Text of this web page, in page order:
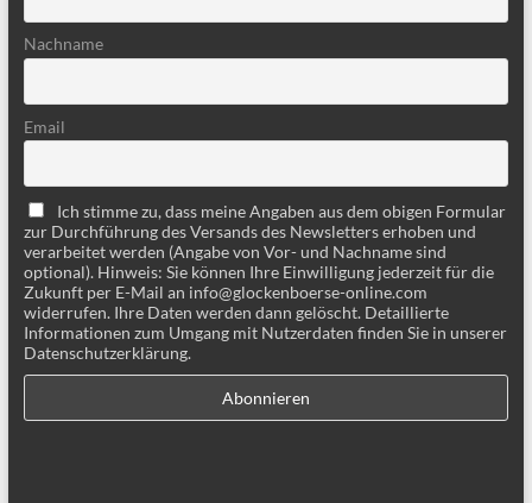
Nachname
Email
Ich stimme zu, dass meine Angaben aus dem obigen Formular
zur Durchführung des Versands des Newsletters erhoben und
verarbeitet werden (Angabe von Vor- und Nachname sind
optional). Hinweis: Sie können Ihre Einwilligung jederzeit für die
Zukunft per E-Mail an info@glockenboerse-online.com
widerrufen. Ihre Daten werden dann gelöscht. Detaillierte
Informationen zum Umgang mit Nutzerdaten finden Sie in unserer
Datenschutzerklärung.